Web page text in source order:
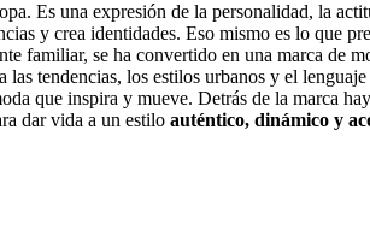
Es una expresión de la personalidad, la
y crea identidades. Eso mismo es lo que
familiar, se ha convertido en una marca de
las tendencias, los estilos urbanos y el
que inspira y mueve. Detrás de la marca
dar vida a un estilo auténtico, dinámico y